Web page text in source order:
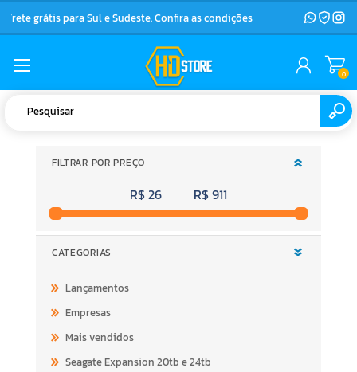
Frete grátis para Sul e Sudeste. Confira as condições
0
FILTRAR POR PREÇO
R$ 26 R$ 911
CATEGORIAS
Lançamentos
Empresas
Mais vendidos
Seagate Expansion 20tb e 24tb